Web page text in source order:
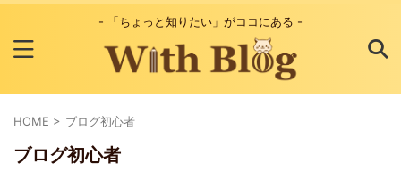
- 「ちょっと知りたい」がココにある -
HOME > ブログ初心者
ブログ初心者